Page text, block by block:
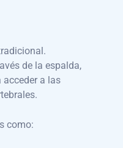
de la espalda,
a las
como: